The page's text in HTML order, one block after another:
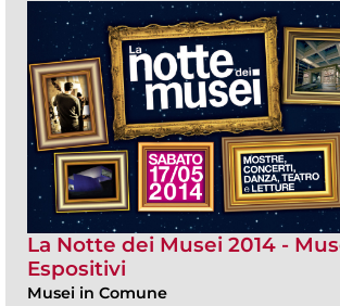
La Notte dei Musei 2014 -
Espositivi
Musei in Comune